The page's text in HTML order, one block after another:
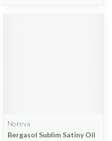
Noreva
Bergasol Sublim Satiny Oil